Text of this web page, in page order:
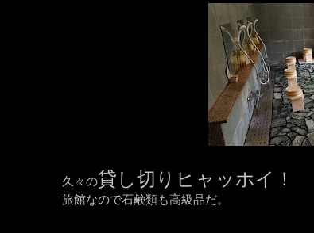
久々の貸し切りヒャッホイ！
旅館なので石鹸類も高級品だ。